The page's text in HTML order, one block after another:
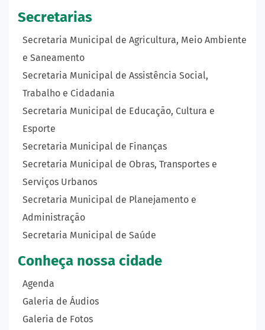
Secretarias
Secretaria Municipal de Agricultura, Meio Ambiente
e Saneamento
Secretaria Municipal de Assistência Social,
Trabalho e Cidadania
Secretaria Municipal de Educação, Cultura e
Esporte
Secretaria Municipal de Finanças
Secretaria Municipal de Obras, Transportes e
Serviços Urbanos
Secretaria Municipal de Planejamento e
Administração
Secretaria Municipal de Saúde
Conheça nossa cidade
Agenda
Galeria de Áudios
Galeria de Fotos